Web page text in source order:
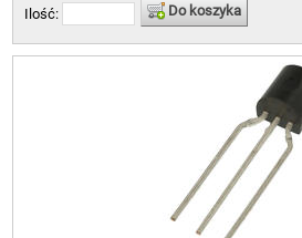
Ilość: Do koszyka